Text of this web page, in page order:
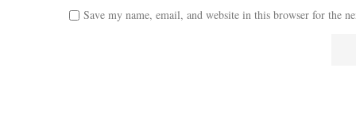
Save my name, email, and website in this browser for the